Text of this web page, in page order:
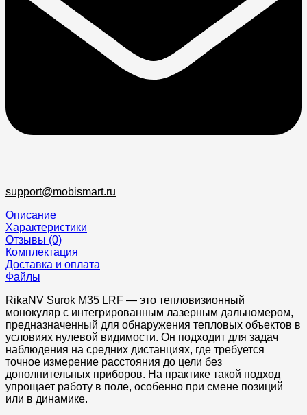
support@mobismart.ru
Описание
Характеристики
Отзывы (0)
Комплектация
Доставка и оплата
Файлы
RikaNV Surok M35 LRF — это тепловизионный
монокуляр с интегрированным лазерным дальномером,
предназначенный для обнаружения тепловых объектов в
условиях нулевой видимости. Он подходит для задач
наблюдения на средних дистанциях, где требуется
точное измерение расстояния до цели без
дополнительных приборов. На практике такой подход
упрощает работу в поле, особенно при смене позиций
или в динамике.